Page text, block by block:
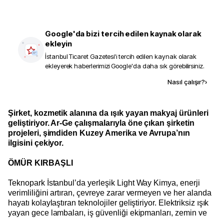
Google'da bizi tercih edilen kaynak olarak
ekleyin
İstanbul Ticaret Gazetesi'i tercih edilen kaynak olarak
ekleyerek haberlerimizi Google'da daha sık görebilirsiniz.
Nasıl çalışır?›
Şirket, kozmetik alanına da ışık yayan makyaj ürünleri
geliştiriyor. Ar-Ge çalışmalarıyla öne çıkan şirketin
projeleri, şimdiden Kuzey Amerika ve Avrupa’nın
ilgisini çekiyor.
ÖMÜR KIRBAŞLI
Teknopark İstanbul’da yerleşik Light Way Kimya, enerji
verimliliğini artıran, çevreye zarar vermeyen ve her alanda
hayatı kolaylaştıran teknolojiler geliştiriyor. Elektriksiz ışık
yayan gece lambaları, iş güvenliği ekipmanları, zemin ve